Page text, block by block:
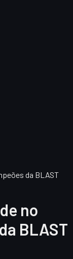
da BLAST
no
BLAST